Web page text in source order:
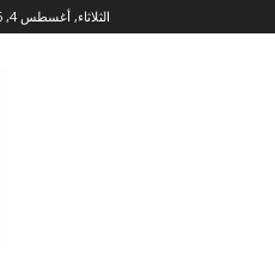
الثلاثاء, أغسطس 4, 2026